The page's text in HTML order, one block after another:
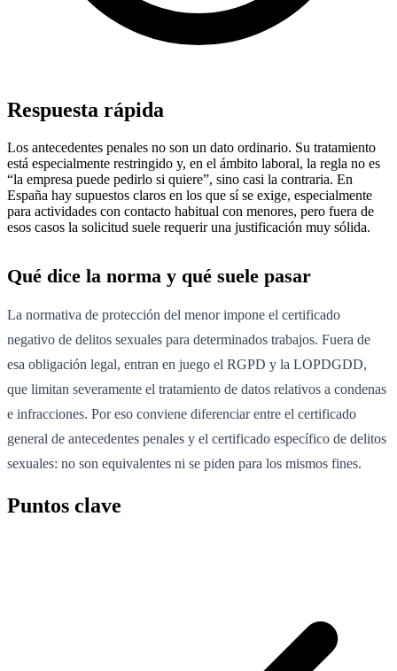
Respuesta rápida
Los antecedentes penales no son un dato ordinario. Su tratamiento
está especialmente restringido y, en el ámbito laboral, la regla no es
“la empresa puede pedirlo si quiere”, sino casi la contraria. En
España hay supuestos claros en los que sí se exige, especialmente
para actividades con contacto habitual con menores, pero fuera de
esos casos la solicitud suele requerir una justificación muy sólida.
Qué dice la norma y qué suele pasar
La normativa de protección del menor impone el certificado
negativo de delitos sexuales para determinados trabajos. Fuera de
esa obligación legal, entran en juego el RGPD y la LOPDGDD,
que limitan severamente el tratamiento de datos relativos a condenas
e infracciones. Por eso conviene diferenciar entre el certificado
general de antecedentes penales y el certificado específico de delitos
sexuales: no son equivalentes ni se piden para los mismos fines.
Puntos clave